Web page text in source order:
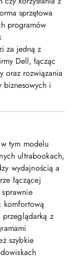
sprzętowa
programów
za jedną z
Dell, łącząc
oraz rozwiązania
biznesowych i
tym modelu
ultrabookach,
wydajnością a
łączącej
komfortową
z
szybkie